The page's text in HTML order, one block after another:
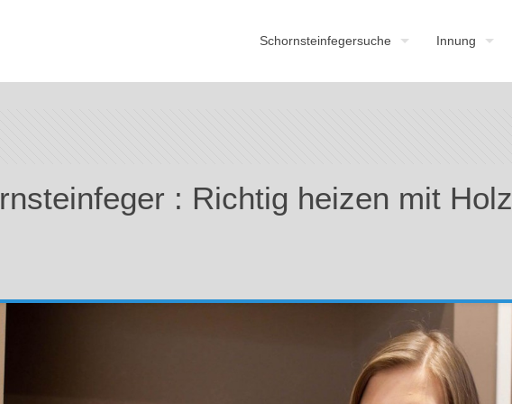
Schornsteinfegersuche Innung
: Richtig heizen mit Holz